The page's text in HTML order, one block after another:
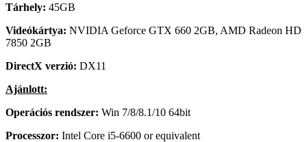
Tárhely: 45GB
Videókártya: NVIDIA Geforce GTX 660 2GB, AMD Radeon HD
7850 2GB
DirectX verzió: DX11
Ajánlott:
Operációs rendszer: Win 7/8/8.1/10 64bit
Processzor: Intel Core i5-6600 or equivalent